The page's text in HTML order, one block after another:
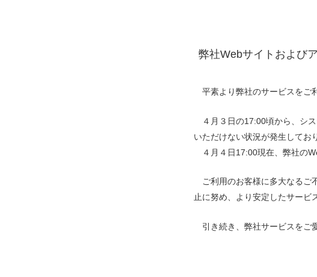
弊社Webサイトおよび
平素より弊社のサービスをご
４月３日の17:00頃から、シ
いただけない状況が発生してお
４月４日17:00現在、弊社の
ご利用のお客様に多大なるご
止に努め、より安定したサービ
引き続き、弊社サービスをご